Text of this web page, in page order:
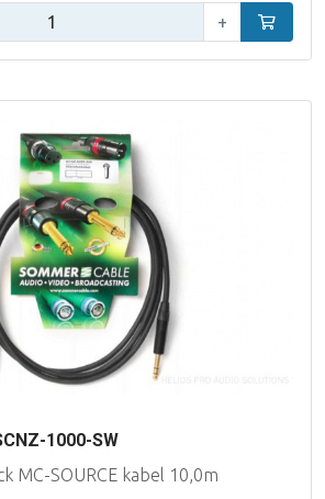
+ In
1000-SW
MC-SOURCE kabel 10,0m